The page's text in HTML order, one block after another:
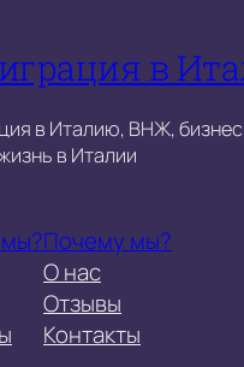
в
в Италию, ВНЖ,
в Италии
Почему мы?
О нас
Отзывы
Контакты